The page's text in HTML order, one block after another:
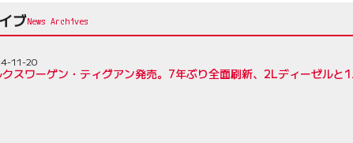
ブ
スワーゲン・ティグアン発売。7年ぶり全面刷新、2Lディーゼルと
11-20